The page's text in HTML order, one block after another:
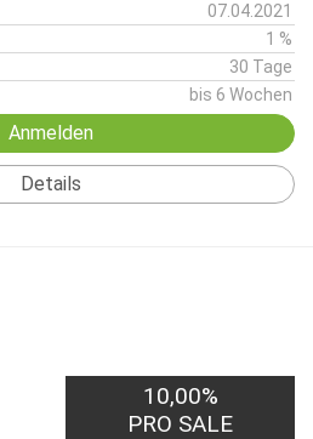
07.04.2021
1 %
30 Tage
bis 6 Wochen
Anmelden
Details
10,00%
PRO SALE